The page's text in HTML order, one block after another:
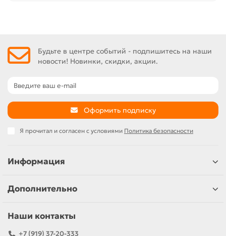
Будьте в центре событий - подпишитесь на наши
новости! Новинки, скидки, акции.
Оформить подписку
Я прочитал и согласен с условиями Политика безопасности
Информация
Дополнительно
Наши контакты
+7 (919) 37-20-333